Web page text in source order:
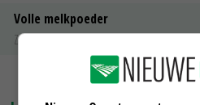
Volle melkpoeder
Zuivel NL
MEER